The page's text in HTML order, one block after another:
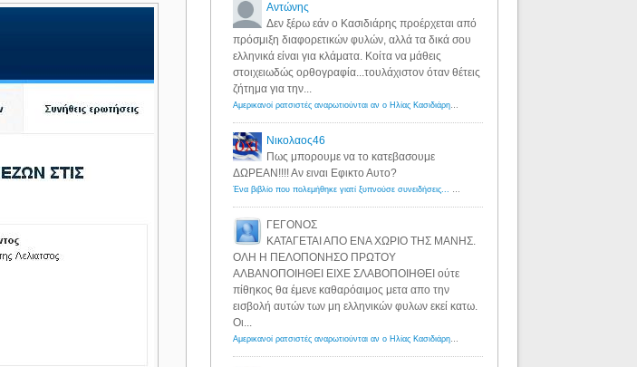
Αντώνης
Δεν ξέρω εάν ο Κασιδιάρης προέρχεται από
πρόσμιξη διαφορετικών φυλών, αλλά τα δικά σου
ελληνικά είναι για κλάματα. Κοίτα να μάθεις
στοιχειωδώς ορθογραφία...τουλάχιστον όταν θέτεις
ζήτημα για την...
Αμερικανοί ρατσιστές αναρωτιούνται αν ο Ηλίας Κασιδιάρης ανήκει στη λευκή φυλή... - Λόγιος Ερμής
Νικολαος46
Πως μπορουμε να το κατεβασουμε
ΔΩΡΕΑΝ!!!! Αν ειναι Εφικτο Αυτο?
Ένα βιβλίο που πολεμήθηκε γιατί ξυπνούσε συνειδήσεις... - Λόγιος Ερμής | Η γνώση ξεκινάει με την αναζήτηση...
ΓΕΓΟΝΟΣ
ΚΑΤΑΓΕΤΑΙ ΑΠΟ ΕΝΑ ΧΩΡΙΟ ΤΗΣ ΜΑΝΗΣ.
ΟΛΗ Η ΠΕΛΟΠΟΝΗΣΟ ΠΡΩΤΟΥ
ΑΛΒΑΝΟΠΟΙΗΘΕΙ ΕΙΧΕ ΣΛΑΒΟΠΟΙΗΘΕΙ ούτε
πίθηκος θα έμενε καθαρόαιμος μετα απο την
εισβολή αυτών των μη ελληνικών φυλων εκεί κατω.
Οι...
Αμερικανοί ρατσιστές αναρωτιούνται αν ο Ηλίας Κασιδιάρης ανήκει στη λευκή φυλή... - Λόγιος Ερμής